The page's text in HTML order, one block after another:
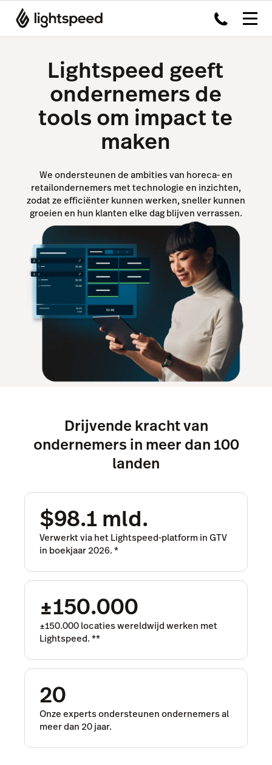
Lightspeed geeft
ondernemers de
tools om impact te
maken
We ondersteunen de ambities van horeca- en
retailondernemers met technologie en inzichten,
zodat ze efficiënter kunnen werken, sneller kunnen
groeien en hun klanten elke dag blijven verrassen.
Drijvende kracht van
ondernemers in meer dan 100
landen
$98.1 mld.
Verwerkt via het Lightspeed-platform in GTV
in boekjaar 2026.*
±150.000
±150.000 locaties wereldwijd werken met
Lightspeed.**
20
Onze experts ondersteunen ondernemers al
meer dan 20 jaar.